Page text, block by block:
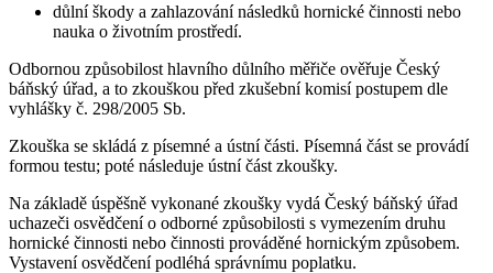
důlní škody a zahlazování následků hornické činnosti nebo
nauka o životním prostředí.
Odbornou způsobilost hlavního důlního měřiče ověřuje Český
báňský úřad, a to zkouškou před zkušební komisí postupem dle
vyhlášky č. 298/2005 Sb.
Zkouška se skládá z písemné a ústní části. Písemná část se provádí
formou testu; poté následuje ústní část zkoušky.
Na základě úspěšně vykonané zkoušky vydá Český báňský úřad
uchazeči osvědčení o odborné způsobilosti s vymezením druhu
hornické činnosti nebo činnosti prováděné hornickým způsobem.
Vystavení osvědčení podléhá správnímu poplatku.